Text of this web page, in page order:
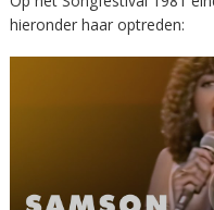
hieronder haar optreden: